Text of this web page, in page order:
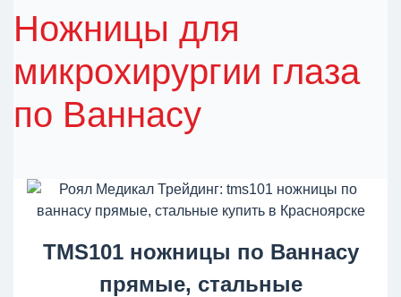
Ножницы для
микрохирургии глаза
по Ваннасу
TMS101 ножницы по Ваннасу
прямые, стальные